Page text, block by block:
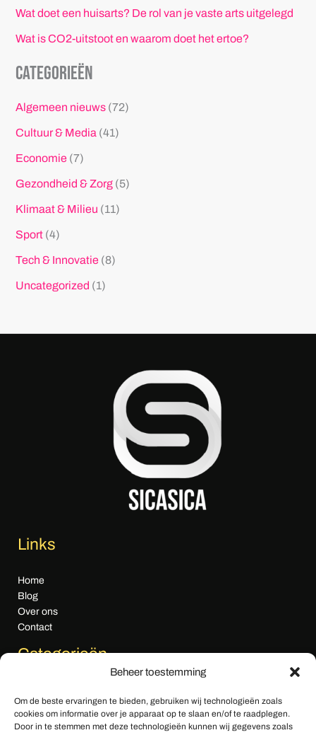
Beheer toestemming
Om de beste ervaringen te bieden, gebruiken wij technologieën zoals
cookies om informatie over je apparaat op te slaan en/of te raadplegen.
Door in te stemmen met deze technologieën kunnen wij gegevens zoals
Wat doet een huisarts? De rol van je vaste arts uitgelegd
Wat is CO2-uitstoot en waarom doet het ertoe?
Categorieën
Algemeen nieuws(72)
Cultuur & Media (41)
Economie(7)
Gezondheid & Zorg(5)
Klimaat & Milieu (11)
Sport(4)
Tech & Innovatie(8)
Uncategorized (1)
Links
Home
Blog
Over ons
Contact
Categorieën
Cultuur & Media
Economie